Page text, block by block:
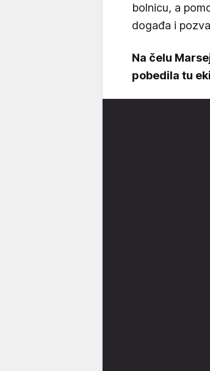
bolnicu, a
događa i
Na čelu
pobedila tu